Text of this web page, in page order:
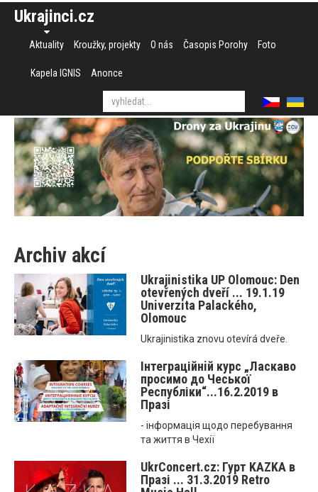
Ukrajinci.cz
Aktuality Kroužky, projekty O nás Časopis Porohy Foto
Kapela IGNIS Anonce
Archiv akcí
Ukrajinistika UP Olomouc: Den
otevřených dveří ... 19.1.19
Univerzita Palackého,
Olomouc
Ukrajinistika znovu otevírá dveře.
Інтеграційнiй курс „Ласкаво
просимо до Чеської
Республіки“...16.2.2019 в
Празі
- інформація щодо перебування
та життя в Чехії
UkrConcert.cz: Гурт KAZKA в
Празі ... 31.3.2019 Retro